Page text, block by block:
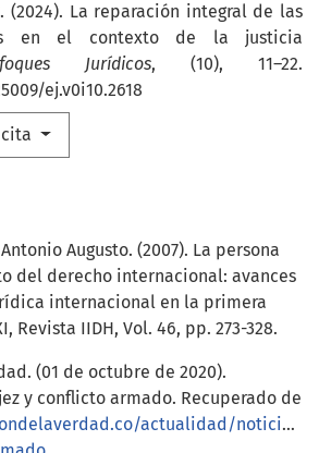
(2024). La reparación integral de las
en el contexto de la justicia
Jurídicos, (10), 11–22.
ej.v0i10.2618
Augusto. (2007). La persona
del derecho internacional: avances
internacional en la primera
Revista IIDH, Vol. 46, pp. 273-328.
(01 de octubre de 2020).
y conflicto armado. Recuperado de
actualidad/noticias/